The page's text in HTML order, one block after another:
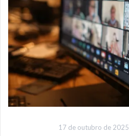
17 de outubro de 2025